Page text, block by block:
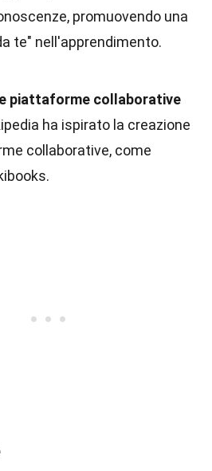
promuovendo una
te" nell'apprendimento.
piattaforme collaborative
ha ispirato la creazione
collaborative, come